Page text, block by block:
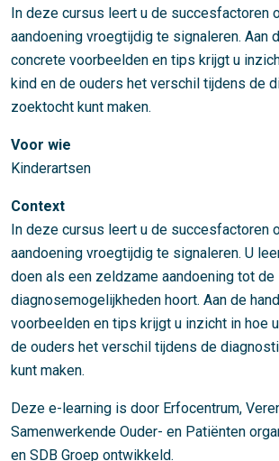
In deze cursus leert u de succesfactoren
aandoening vroegtijdig te signaleren. Aan
concrete voorbeelden en tips krijgt u
kind en de ouders het verschil tijdens de
zoektocht kunt maken.
Voor wie
Kinderartsen
Context
In deze cursus leert u de succesfactoren
aandoening vroegtijdig te signaleren. U
doen als een zeldzame aandoening tot de
diagnosemogelijkheden hoort. Aan de
voorbeelden en tips krijgt u inzicht in hoe
de ouders het verschil tijdens de
kunt maken.
Deze e-learning is door Erfocentrum,
Samenwerkende Ouder- en Patiënten
en SDB Groep ontwikkeld.